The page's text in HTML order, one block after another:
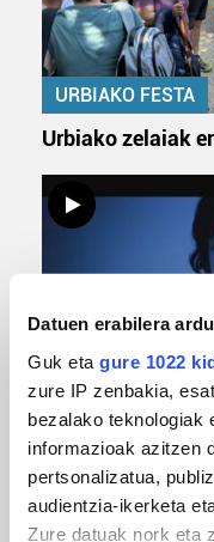
Datuen erabilera
Guk eta gure 1022
zure IP zenbakia,
bezalako teknologiak
informazioak azitzen
pertsonalizatua,
audientzia-ikerketa
Zure datuak nork eta
URBIAKO FESTA
Urbiako zelaiak
MUSIKA
Odik berria
'Amaaaa!'